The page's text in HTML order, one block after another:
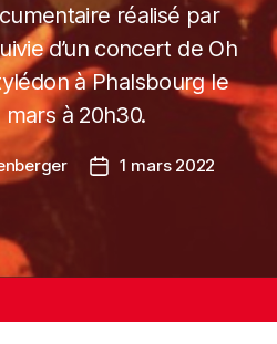
réalisé par
d’un concert de Oh
à Phalsbourg le
à 20h30.
1 mars 2022